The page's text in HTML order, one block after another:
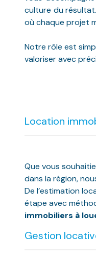
culture du
où chaque projet
Notre rôle est
valoriser avec
Nous
Au Pays Basque,
Lahonce,
Dans le sud des
Vincent-de-
de-Seignanx, ainsi
En Gironde, nous
Location
Que vous
dans la région,
De l’estimation
étape avec
immobiliers à
Gestion